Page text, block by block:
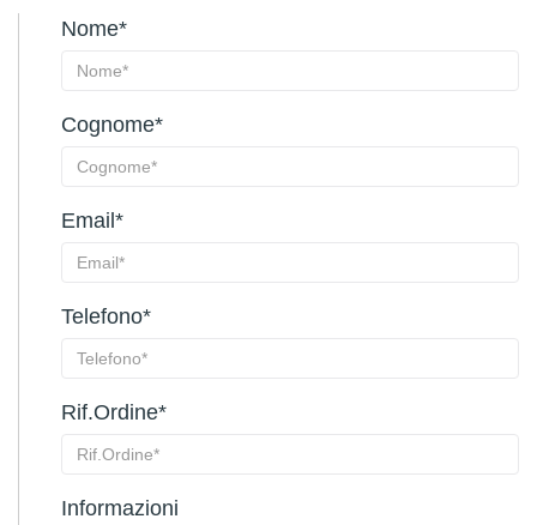
Nome*
Cognome*
Email*
Telefono*
Rif.Ordine*
Informazioni